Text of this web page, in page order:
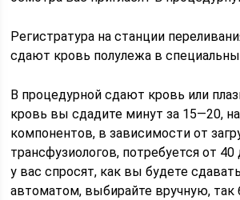
Регистратура на станции
сдают кровь полулежа в
В процедурной сдают кровь или
кровь вы сдадите минут за 15—20,
компонентов, в зависимости от
трансфузиологов, потребуется от
у вас спросят, как вы будете
автоматом, выбирайте вручную, так